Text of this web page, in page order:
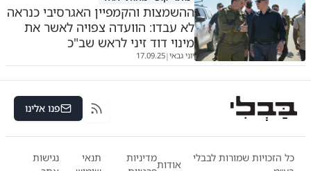
ההשמצות והקמפיין האגרסיבי כנראה
לא עבדו: הוועדה צפויה לאשר את
מינוי דוד זיני לראש שב"כ
יוני גבאי|
17.09.25
RSS פנו אלינו
כל הזכויות שמורות לבבלי
אודות
מדיניות
תנאי
נגישות